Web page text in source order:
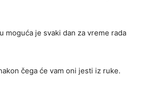
moguća je svaki dan za vreme rada
čega će vam oni jesti iz ruke.